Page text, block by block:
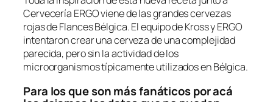
Cervecería ERGO viene de las grandes cervezas
rojas de Flances Bélgica. El equipo de Kross y ERGO
intentaron crear una cerveza de una complejidad
parecida, pero sin la actividad de los
microorganismos típicamente utilizados en Bélgica.
Para los que son más fanáticos por acá